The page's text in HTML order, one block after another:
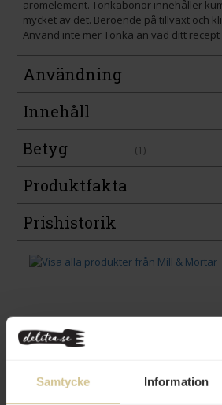
Samtycke Information
aromelement. Tonkabönor innehåller
mycket av det. Beroende på tillväxt och
Använd inte mer Tonka än vad ditt recept
Användning
Innehåll
Betyg
(1)
Produktfakta
Prishistorik
Andra köper
Eko